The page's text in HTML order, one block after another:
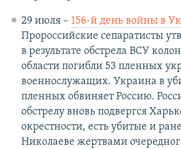
29 июля – 156-й день войны в
Пророссийские сепаратисты
в результате обстрела ВСУ
области погибли 53 пленных
военнослужащих. Украина в
пленных обвиняет Россию.
обстрелу вновь подвергся
окрестности, есть убитые и
Николаеве жертвами